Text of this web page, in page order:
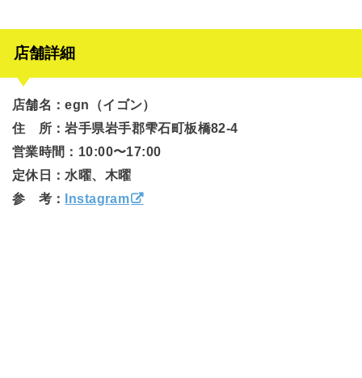
店舗詳細
店舗名：egn（イゴン）
住 所：岩手県岩手郡雫石町板橋82-4
営業時間：10:00〜17:00
定休日：水曜、木曜
参 考： Instagram